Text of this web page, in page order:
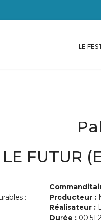
LE
FUTUR
:
Producteur :
Réalisateur :
Durée :